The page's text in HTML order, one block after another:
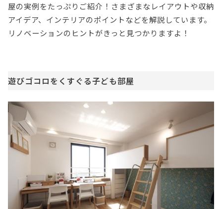
屋の実例をたっぷりご紹介！さまざまなレイアウトや収納
アイデア、インテリアのポイントなどを解説しています。
リノベーションのヒントがきっと見つかりますよ！
遊びゴコロをくすぐる子ども部屋